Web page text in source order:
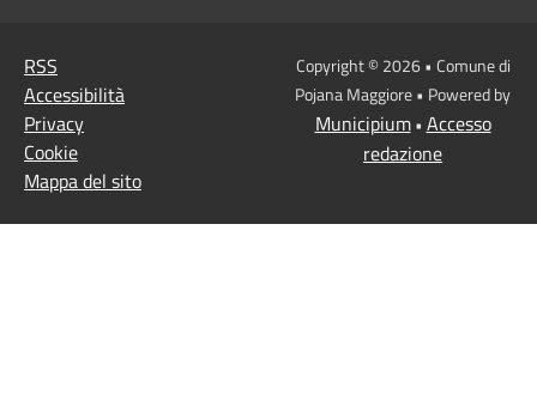
RSS
Accessibilità
Privacy
Cookie
Mappa del sito
Copyright © 2026 • Comune di
Pojana Maggiore • Powered by
Municipium• Accesso
redazione